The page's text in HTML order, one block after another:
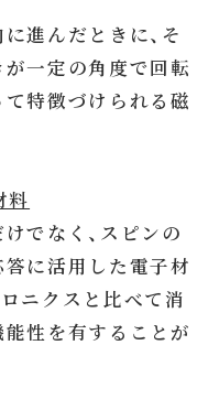
進んだときに、そ
一定の角度で回転
特徴づけられる磁
料
でなく、スピンの
に活用した電子材
ニクスと比べて消
性を有することが